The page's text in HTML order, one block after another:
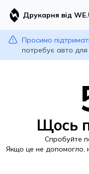
Друкарня від
Просимо
потребує авто
Щось
Спробуйте
Якщо це не допомогло,